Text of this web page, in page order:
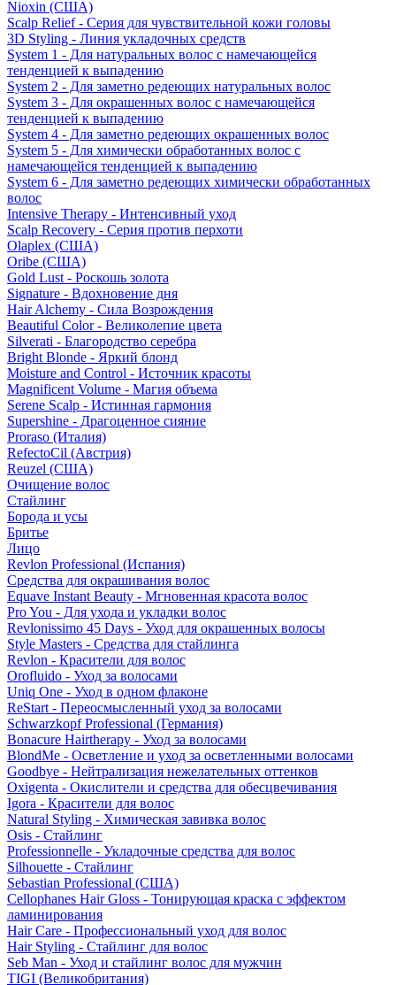
Nioxin (США)
Scalp Relief - Серия для чувствительной кожи головы
3D Styling - Линия укладочных средств
System 1 - Для натуральных волос с намечающейся
тенденцией к выпадению
System 2 - Для заметно редеющих натуральных волос
System 3 - Для окрашенных волос с намечающейся
тенденцией к выпадению
System 4 - Для заметно редеющих окрашенных волос
System 5 - Для химически обработанных волос с
намечающейся тенденцией к выпадению
System 6 - Для заметно редеющих химически обработанных
волос
Intensive Therapy - Интенсивный уход
Scalp Recovery - Серия против перхоти
Olaplex (США)
Oribe (США)
Gold Lust - Роскошь золота
Signature - Вдохновение дня
Hair Alchemy - Сила Возрождения
Beautiful Color - Великолепие цвета
Silverati - Благородство серебра
Bright Blonde - Яркий блонд
Moisture and Control - Источник красоты
Magnificent Volume - Магия объема
Serene Scalp - Истинная гармония
Supershine - Драгоценное сияние
Proraso (Италия)
RefectoCil (Австрия)
Reuzel (США)
Очищение волос
Стайлинг
Борода и усы
Бритье
Лицо
Revlon Professional (Испания)
Средства для окрашивания волос
Equave Instant Beauty - Мгновенная красота волос
Pro You - Для ухода и укладки волос
Revlonissimo 45 Days - Уход для окрашенных волосы
Style Masters - Средства для стайлинга
Revlon - Красители для волос
Orofluido - Уход за волосами
Uniq One - Уход в одном флаконе
ReStart - Переосмысленный уход за волосами
Schwarzkopf Professional (Германия)
Bonacure Hairtherapy - Уход за волосами
BlondMe - Осветление и уход за осветленными волосами
Goodbye - Нейтрализация нежелательных оттенков
Oxigenta - Окислители и средства для обесцвечивания
Igora - Красители для волос
Natural Styling - Химическая завивка волос
Osis - Стайлинг
Professionnelle - Укладочные средства для волос
Silhouette - Стайлинг
Sebastian Professional (США)
Cellophanes Hair Gloss - Тонирующая краска с эффектом
ламинирования
Hair Care - Профессиональный уход для волос
Hair Styling - Стайлинг для волос
Seb Man - Уход и стайлинг волос для мужчин
TIGI (Великобритания)